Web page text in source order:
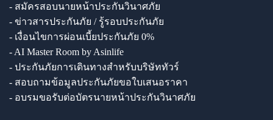
- สมัครสอบนายหน้าประกันวินาศภัย
- ข่าวสารประกันภัย / รู้รอบประกันภัย
- เงื่อนไขการผ่อนเบี้ยประกันภัย 0%
- AI Master Room by Asinlife
- ประกันภัยการเดินทางสำหรับบริษัททัวร์
- สอบถามข้อมูลประกันภัยขอใบเสนอราคา
- อบรมขอรับต่อบัตรนายหน้าประกันวินาศภัย